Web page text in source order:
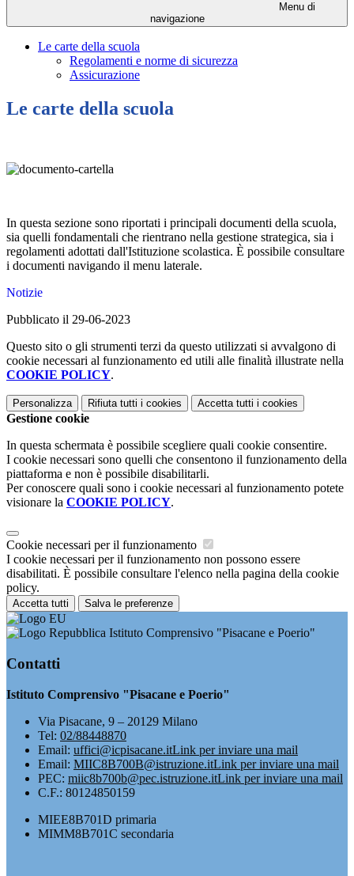
Menu di
navigazione
Le carte della scuola
Regolamenti e norme di sicurezza
Assicurazione
Le carte della scuola
In questa sezione sono riportati i principali documenti della scuola,
sia quelli fondamentali che rientrano nella gestione strategica, sia i
regolamenti adottati dall'Istituzione scolastica. È possibile consultare
i documenti navigando il menu laterale.
Notizie
Pubblicato il 29-06-2023
Questo sito o gli strumenti terzi da questo utilizzati si avvalgono di
cookie necessari al funzionamento ed utili alle finalità illustrate nella
COOKIE POLICY.
Personalizza Rifiuta tutti i cookies Accetta tutti i cookies
Gestione cookie
In questa schermata è possibile scegliere quali cookie consentire.
I cookie necessari sono quelli che consentono il funzionamento della
piattaforma e non è possibile disabilitarli.
Per conoscere quali sono i cookie necessari al funzionamento potete
visionare la COOKIE POLICY.
Cookie necessari per il funzionamento
I cookie necessari per il funzionamento non possono essere
disabilitati. È possibile consultare l'elenco nella pagina della cookie
policy.
Accetta tutti Salva le preferenze
Istituto Comprensivo "Pisacane e Poerio"
Contatti
Istituto Comprensivo "Pisacane e Poerio"
Via Pisacane, 9 – 20129 Milano
Tel: 02/88448870
Email: uffici@icpisacane.itLink per inviare una mail
Email: MIIC8B700B@istruzione.itLink per inviare una mail
PEC: miic8b700b@pec.istruzione.itLink per inviare una mail
C.F.: 80124850159
MIEE8B701D primaria
MIMM8B701C secondaria